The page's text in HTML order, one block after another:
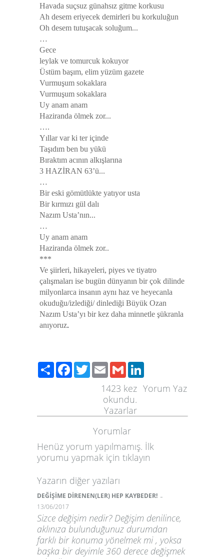
Havada suçsuz günahsız gitme korkusu
Ah desem eriyecek demirleri bu korkuluğun
Oh desem tutuşacak soluğum...
…
Gece
leylak ve tomurcuk kokuyor
Üstüm başım, elim yüzüm gazete
Vurmuşum sokaklara
Vurmuşum sokaklara
Uy anam anam
Haziranda ölmek zor...
….
Yıllar var ki ter içinde
Taşıdım ben bu yükü
Bıraktım acının alkışlarına
3 HAZİRAN 63’ü...
…
Bir eski gömütlükte yatıyor usta
Bir kırmızı gül dalı
Nazım Usta’nın...
…
Uy anam anam
Haziranda ölmek zor..
***
Ve şiirleri, hikayeleri, piyes ve tiyatro
çalışmaları ise bugün dünyanın bir çok dilinde
milyonlarca insanın aynı haz ve heyecanla
okuduğu/izlediği/ dinlediği Büyük Ozan
Nazım Usta’yı bir kez daha minnetle şükranla
anıyoruz.
PaylaşFacebook
TwitterEmailGmail
Yorum Yaz
1423 kez
okundu.
Yazarlar
Yorumlar
Henüz yorum yapılmamış. İlk
yorumu yapmak için tıklayın
Yazarın diğer yazıları
DEĞİŞİME DİRENEN(LER) HEP KAYBEDER! -
13/06/2017
Sizce değişim nedir? Değişim denilince,
aklınıza bulunduğunuz durumdan
farklı bir konuma yönelmek mi , yoksa
başka bir deyimle 360 derece değişmek